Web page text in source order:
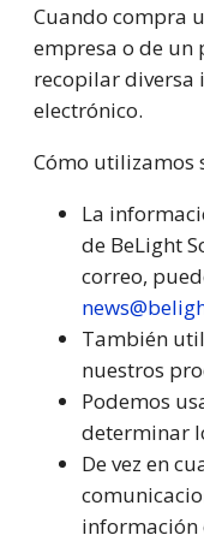
Cuando compra
empresa o de un
recopilar diversa
electrónico.
Cómo utilizamos
La
de BeLight
correo,
También
nuestros
Podemos
determinar
De vez en
información